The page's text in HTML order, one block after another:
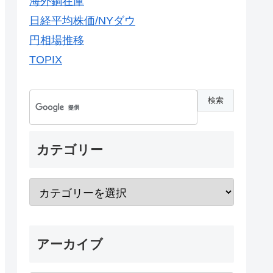
日経平均株価/NYダウ
円相場推移
TOPIX
カテゴリー
アーカイブ